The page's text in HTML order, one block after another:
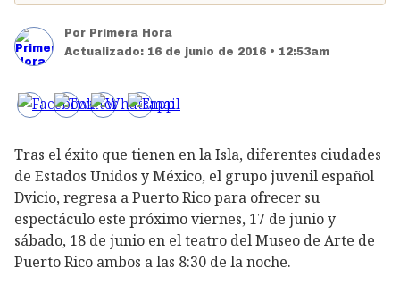
Por Primera Hora
Actualizado: 16 de junio de 2016 • 12:53am
Tras el éxito que tienen en la Isla, diferentes ciudades
de Estados Unidos y México, el grupo juvenil español
Dvicio, regresa a Puerto Rico para ofrecer su
espectáculo este próximo viernes, 17 de junio y
sábado, 18 de junio en el teatro del Museo de Arte de
Puerto Rico ambos a las 8:30 de la noche.